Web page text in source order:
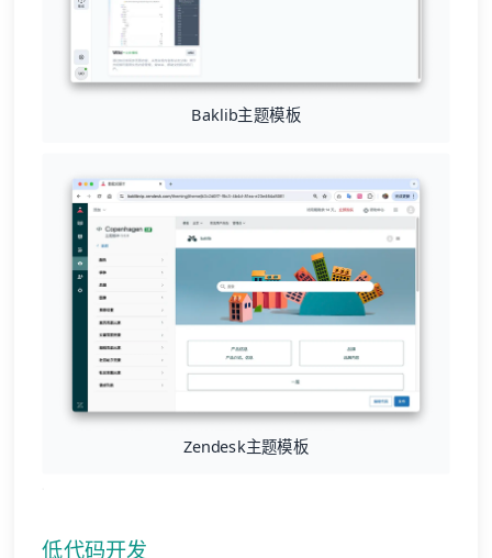
Baklib主题模板
Zendesk主题模板
低代码开发